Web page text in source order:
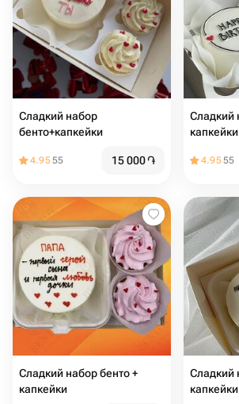
Сладкий набор
бенто+капкейки
4.9555 15 000֏
Сладкий набор бенто+
капкейки
4.9555
Сладкий набор бенто +
капкейки
Сладкий набор бенто +
капкейки